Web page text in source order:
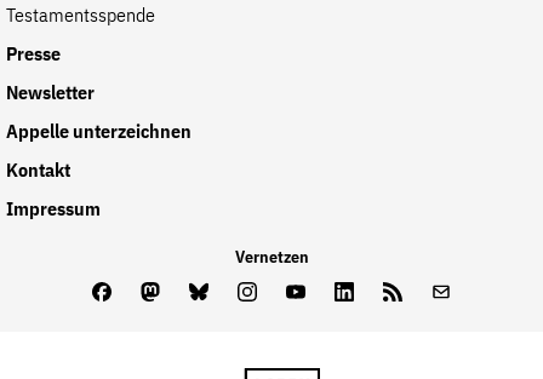
Testamentsspende
Presse
Newsletter
Appelle unterzeichnen
Kontakt
Impressum
Vernetzen
FacebookMastodon
BlueskyInstagram
YoutubeLinkedInFeed